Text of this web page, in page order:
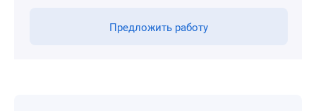
Предложить работу